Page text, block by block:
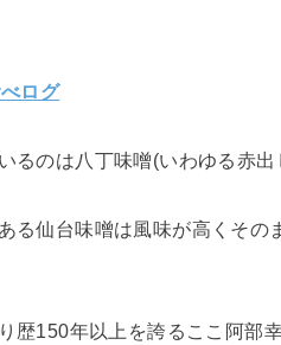
ログ
るのは八丁味噌(いわゆる赤
る仙台味噌は風味が高くそ
歴150年以上を誇るここ阿部